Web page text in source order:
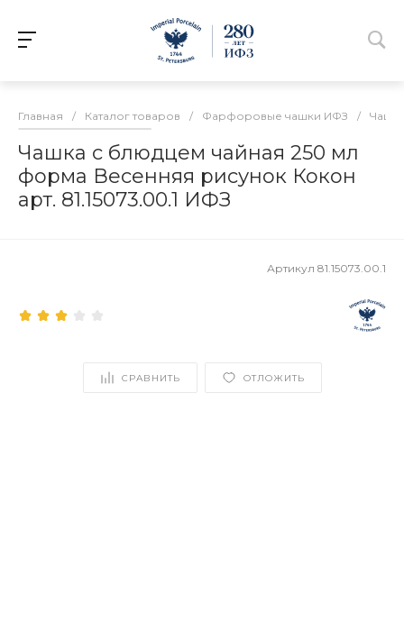
Главная / Каталог товаров / Фарфоровые чашки ИФЗ /
Чашка с блюдцем чайная 250 мл
форма Весенняя рисунок Кокон
арт. 81.15073.00.1 ИФЗ
Артикул 81.15073.00.1
СРАВНИТЬ ОТЛОЖИТЬ